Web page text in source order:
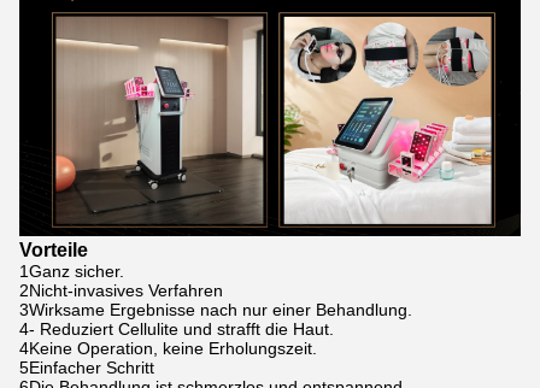
Vorteile
1Ganz sicher.
2Nicht-invasives Verfahren
3Wirksame Ergebnisse nach nur einer Behandlung.
4- Reduziert Cellulite und strafft die Haut.
4Keine Operation, keine Erholungszeit.
5Einfacher Schritt